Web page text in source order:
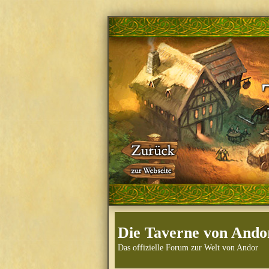
Die Taverne von
Das offizielle Forum zur Welt von Andor